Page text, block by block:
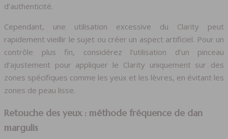
d’authenticité.
Cependant, une utilisation excessive du Clarity peut
rapidement vieillir le sujet ou créer un aspect artificiel. Pour un
contrôle plus fin, considérez l’utilisation d’un pinceau
d’ajustement pour appliquer le Clarity uniquement sur des
zones spécifiques comme les yeux et les lèvres, en évitant les
zones de peau lisse.
Retouche des yeux : méthode fréquence de dan
margulis